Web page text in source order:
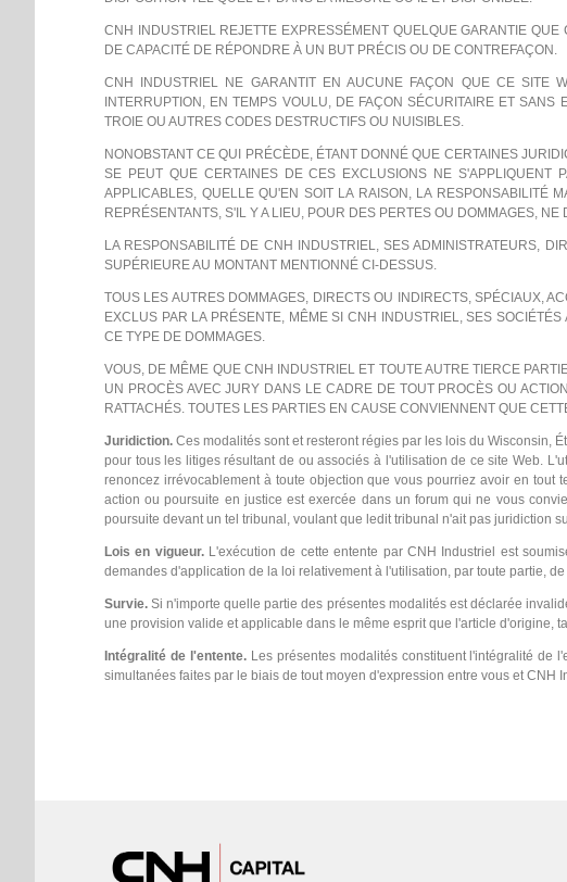
CNH INDUSTRIEL REJETTE EXPRESSÉMENT QUELQUE GARANTIE
DE CAPACITÉ DE RÉPONDRE À UN BUT PRÉCIS OU DE CONTREFAÇON.
CNH INDUSTRIEL NE GARANTIT EN AUCUNE FAÇON QUE CE SITE
INTERRUPTION, EN TEMPS VOULU, DE FAÇON SÉCURITAIRE ET
TROIE OU AUTRES CODES DESTRUCTIFS OU NUISIBLES.
NONOBSTANT CE QUI PRÉCÈDE, ÉTANT DONNÉ QUE CERTAINES
SE PEUT QUE CERTAINES DE CES EXCLUSIONS NE S'APPLIQUENT
APPLICABLES, QUELLE QU'EN SOIT LA RAISON, LA RESPONSABILITÉ
REPRÉSENTANTS, S'IL Y A LIEU, POUR DES PERTES OU DOMMAGES, NE
LA RESPONSABILITÉ DE CNH INDUSTRIEL, SES ADMINISTRATEURS,
SUPÉRIEURE AU MONTANT MENTIONNÉ CI-DESSUS.
TOUS LES AUTRES DOMMAGES, DIRECTS OU INDIRECTS, SPÉCIAUX,
EXCLUS PAR LA PRÉSENTE, MÊME SI CNH INDUSTRIEL, SES
CE TYPE DE DOMMAGES.
VOUS, DE MÊME QUE CNH INDUSTRIEL ET TOUTE AUTRE TIERCE
UN PROCÈS AVEC JURY DANS LE CADRE DE TOUT PROCÈS OU
RATTACHÉS. TOUTES LES PARTIES EN CAUSE CONVIENNENT QUE
Juridiction. Ces modalités sont et resteront régies par les lois du Wisconsin,
pour tous les litiges résultant de ou associés à l'utilisation de ce site Web.
renoncez irrévocablement à toute objection que vous pourriez avoir en
action ou poursuite en justice est exercée dans un forum qui ne vous
poursuite devant un tel tribunal, voulant que ledit tribunal n'ait pas juridiction
Lois en vigueur.L'exécution de cette entente par CNH Industriel est
demandes d'application de la loi relativement à l'utilisation, par toute partie,
Survie. Si n'importe quelle partie des présentes modalités est déclarée
une provision valide et applicable dans le même esprit que l'article d'origine,
Intégralité de l'entente.Les présentes modalités constituent l'intégralité de
simultanées faites par le biais de tout moyen d'expression entre vous et